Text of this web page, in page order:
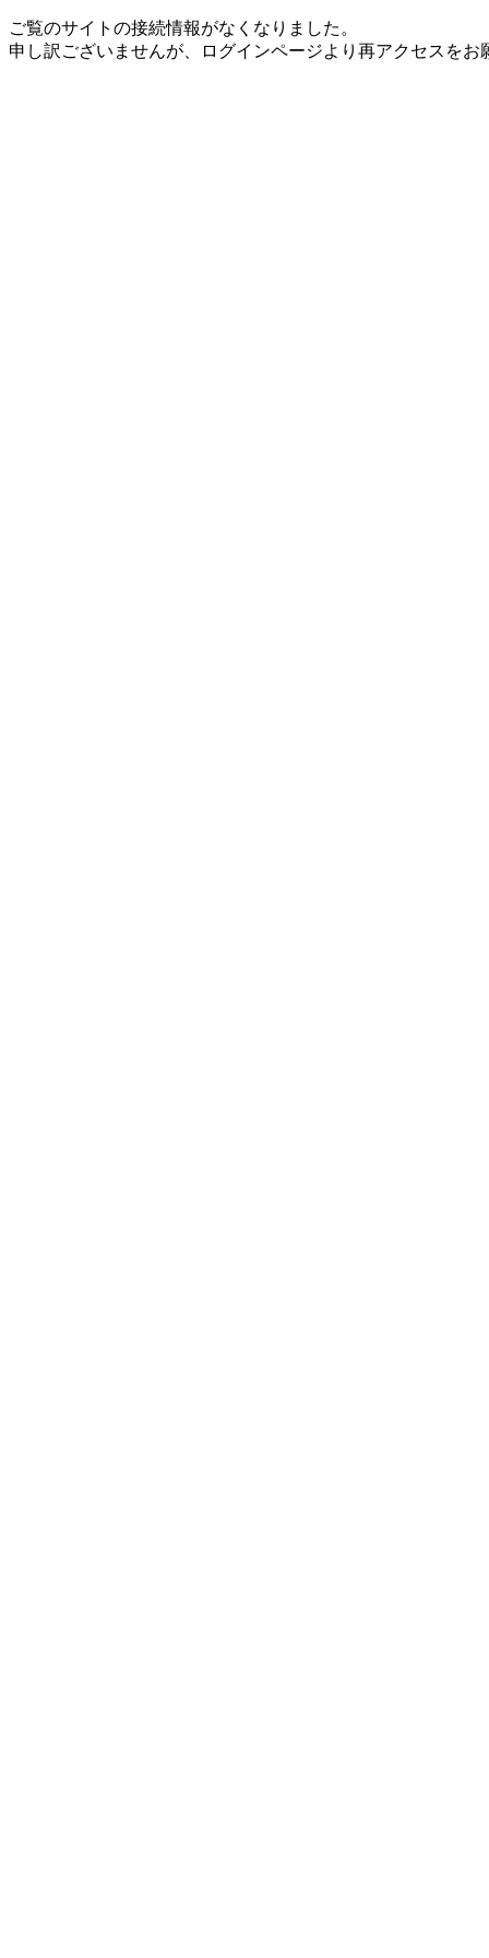
ご覧のサイトの接続情報がなくなりました。
申し訳ございませんが、ログインページより再アクセスをお